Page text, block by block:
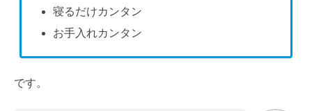
寝るだけカンタン
お手入れカンタン
です。